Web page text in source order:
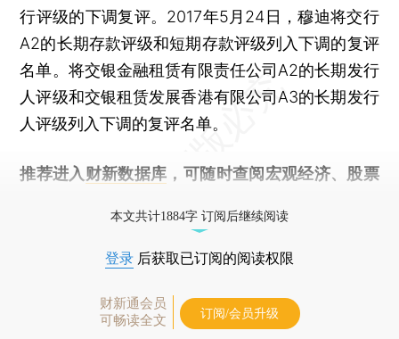
行评级的下调复评。2017年5月24日，穆迪将交行
A2的长期存款评级和短期存款评级列入下调的复评
名单。将交银金融租赁有限责任公司A2的长期发行
人评级和交银租赁发展香港有限公司A3的长期发行
人评级列入下调的复评名单。
推荐进入 财新数据库 ，可随时查阅宏观经济、股票
本文共计1884字 订阅后继续阅读
登录 后获取已订阅的阅读权限
财新通会员
可畅读全文
订阅/会员升级